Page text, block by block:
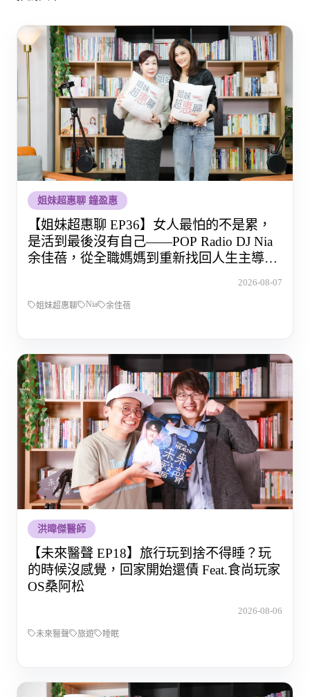
姐妹超惠聊 鐘盈惠
【姐妹超惠聊 EP36】女人最怕的不是累，
是活到最後沒有自己——POP Radio DJ Nia
余佳蓓，從全職媽媽到重新找回人生主導權
2026-08-07
姐妹超惠聊 Nia 余佳蓓
洪暐傑醫師
【未來醫聲 EP18】旅行玩到捨不得睡？玩
的時候沒感覺，回家開始還債 Feat.食尚玩家
OS桑阿松
2026-08-06
未來醫聲 旅遊 睡眠